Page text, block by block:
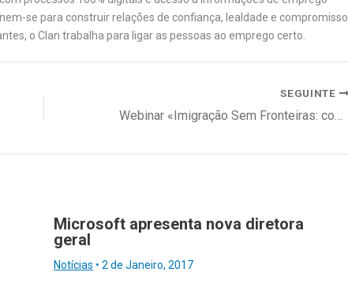
se para construir relações de confiança, lealdade e compromisso
o Clan trabalha para ligar as pessoas ao emprego certo.
SEGUINTE
Webinar «Imigração Sem Fronteiras: como regularizar um talento internacional em Portugal»
Microsoft apresenta nova diretora
geral
Notícias • 2 de Janeiro, 2017